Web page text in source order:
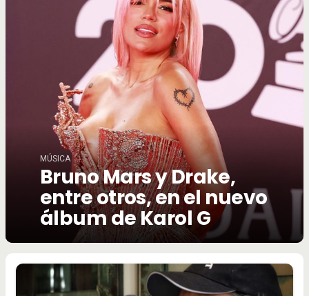
MÚSICA
Bruno Mars y Drake,
entre otros, en el nuevo
álbum de Karol G